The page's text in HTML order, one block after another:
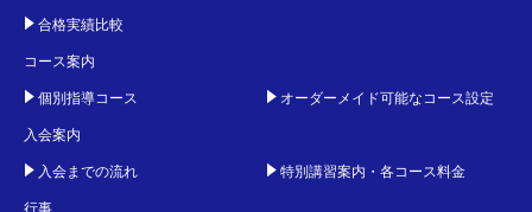
合格実績比較
コース案内
個別指導コース オーダーメイド可能なコース設定
入会案内
入会までの流れ 特別講習案内・各コース料金
行事